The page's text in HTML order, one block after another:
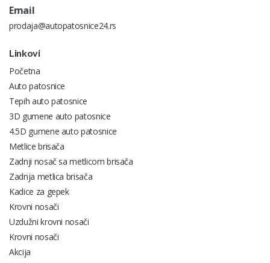
Email
prodaja@autopatosnice24.rs
Linkovi
Početna
Auto patosnice
Tepih auto patosnice
3D gumene auto patosnice
4.5D gumene auto patosnice
Metlice brisača
Zadnji nosač sa metlicom brisača
Zadnja metlica brisača
Kadice za gepek
Krovni nosači
Uzdužni krovni nosači
Krovni nosači
Akcija